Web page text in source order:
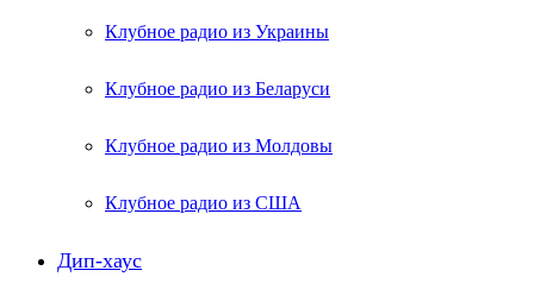
Клубное радио из Украины
Клубное радио из Беларуси
Клубное радио из Молдовы
Клубное радио из США
Дип-хаус